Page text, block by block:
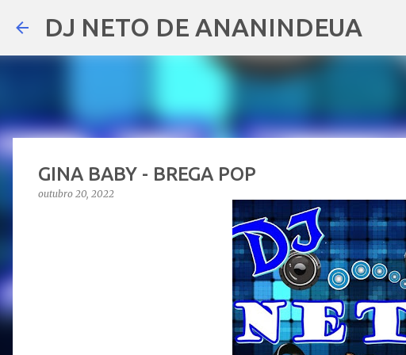
DJ NETO DE ANANINDEUA
GINA BABY - BREGA POP
outubro 20, 2022